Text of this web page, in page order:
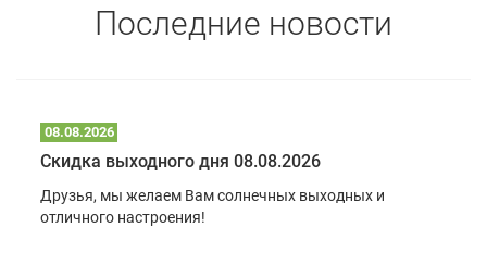
Последние новости
08.08.2026
Скидка выходного дня 08.08.2026
Друзья, мы желаем Вам солнечных выходных и
отличного настроения!